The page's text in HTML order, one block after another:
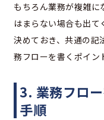
もちろん業務が複雑に
はまらない場合も出て
決めておき、共通の記
務フローを書くポイン
3. 業務フロ
手順